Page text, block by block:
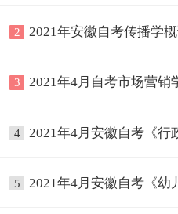
2 2021年安徽自考传播学
3 2021年4月自考市场营销
4 2021年4月安徽自考《行
5 2021年4月安徽自考《幼